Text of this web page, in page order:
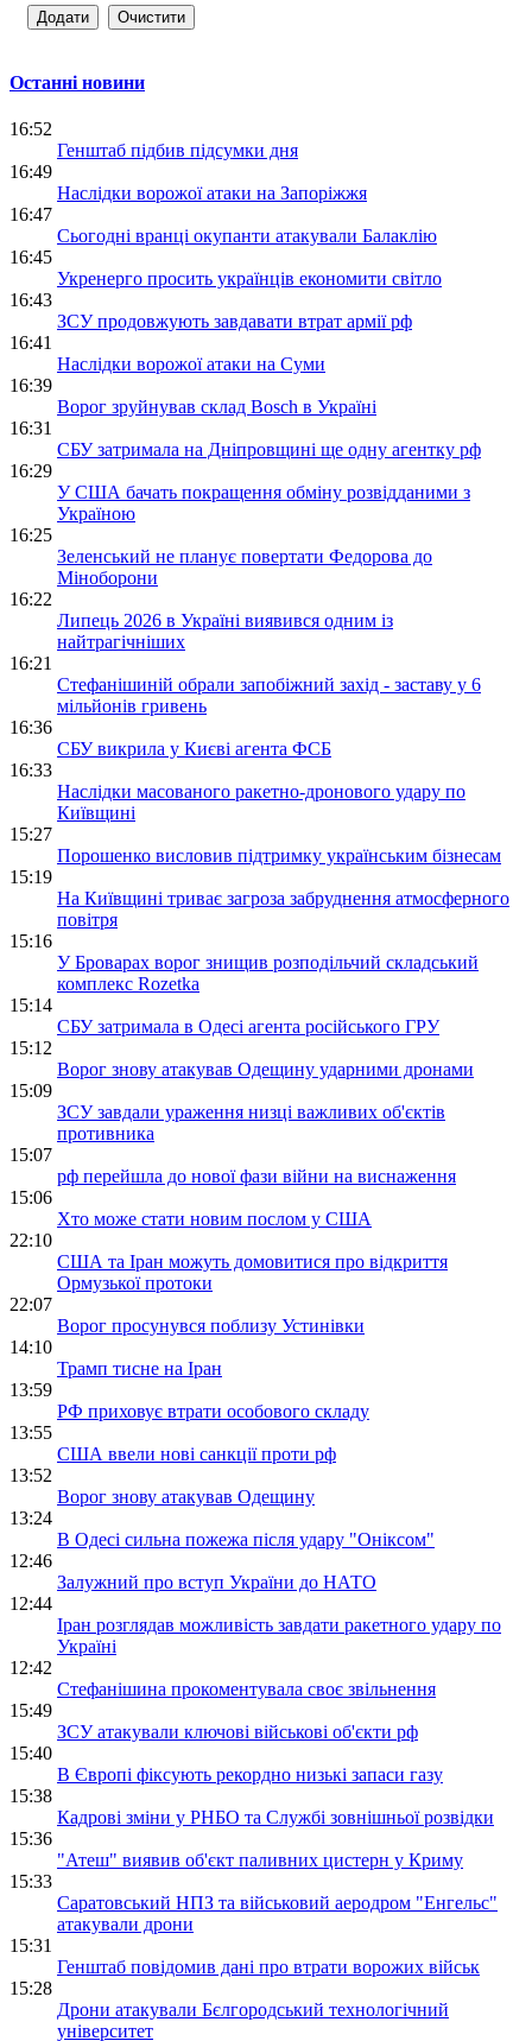
Останні новини
16:52
Генштаб підбив підсумки дня
16:49
Наслідки ворожої атаки на Запоріжжя
16:47
Сьогодні вранці окупанти атакували Балаклію
16:45
Укренерго просить українців економити світло
16:43
ЗСУ продовжують завдавати втрат армії рф
16:41
Наслідки ворожої атаки на Суми
16:39
Ворог зруйнував склад Bosch в Україні
16:31
СБУ затримала на Дніпровщині ще одну агентку рф
16:29
У США бачать покращення обміну розвідданими з
Україною
16:25
Зеленський не планує повертати Федорова до
Міноборони
16:22
Липець 2026 в Україні виявився одним із
найтрагічніших
16:21
Стефанішиній обрали запобіжний захід - заставу у 6
мільйонів гривень
16:36
СБУ викрила у Києві агента ФСБ
16:33
Наслідки масованого ракетно-дронового удару по
Київщині
15:27
Порошенко висловив підтримку українським бізнесам
15:19
На Київщині триває загроза забруднення атмосферного
повітря
15:16
У Броварах ворог знищив розподільчий складський
комплекс Rozetka
15:14
СБУ затримала в Одесі агента російського ГРУ
15:12
Ворог знову атакував Одещину ударними дронами
15:09
ЗСУ завдали ураження низці важливих об'єктів
противника
15:07
рф перейшла до нової фази війни на виснаження
15:06
Хто може стати новим послом у США
22:10
США та Іран можуть домовитися про відкриття
Ормузької протоки
22:07
Ворог просунувся поблизу Устинівки
14:10
Трамп тисне на Іран
13:59
РФ приховує втрати особового складу
13:55
США ввели нові санкції проти рф
13:52
Ворог знову атакував Одещину
13:24
В Одесі сильна пожежа після удару "Оніксом"
12:46
Залужний про вступ України до НАТО
12:44
Іран розглядав можливість завдати ракетного удару по
Україні
12:42
Стефанішина прокоментувала своє звільнення
15:49
ЗСУ атакували ключові військові об'єкти рф
15:40
В Європі фіксують рекордно низькі запаси газу
15:38
Кадрові зміни у РНБО та Службі зовнішньої розвідки
15:36
"Атеш" виявив об'єкт паливних цистерн у Криму
15:33
Саратовський НПЗ та військовий аеродром "Енгельс"
атакували дрони
15:31
Генштаб повідомив дані про втрати ворожих військ
15:28
Дрони атакували Бєлгородський технологічний
університет